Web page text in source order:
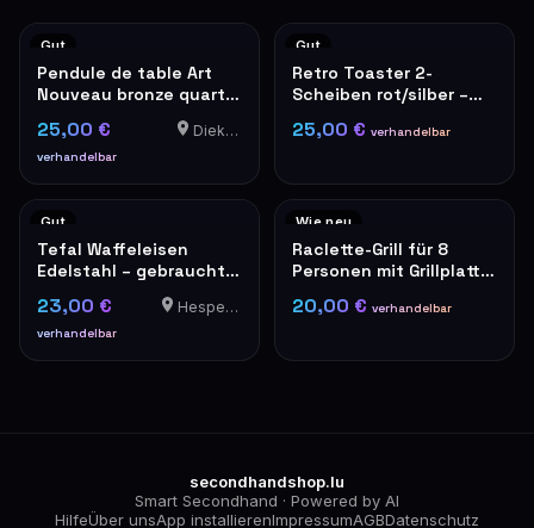
Gut
Pendule de table Art
Nouveau bronze quartz
roses décoratives
25,00 €
verhandelbar
Diekirch
Gut
Retro Toaster 2-
Scheiben rot/silber –
25,00 € verhandelbar
Gut
Tefal Waffeleisen
Edelstahl – gebraucht,
23,00 €
verhandelbar
Hesperange
Wie neu
Raclette-Grill für 8
Personen mit Grillplatte,
20,00 € verhandelbar
secondhandshop.lu
Smart Secondhand · Powered by AI
HilfeÜber unsApp installierenImpressumAGBDatenschutz